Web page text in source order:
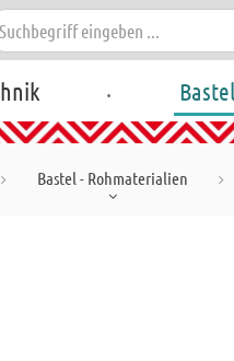
.
Bastel - Rohmaterialien